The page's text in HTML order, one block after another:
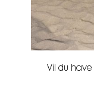
Vil du have